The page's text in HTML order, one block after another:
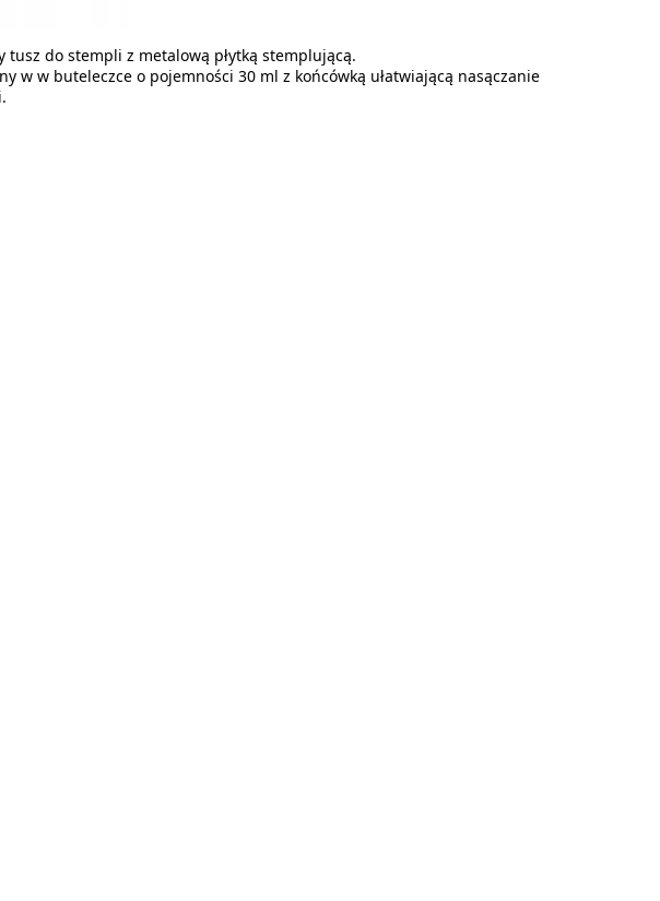
tusz do stempli z metalową płytką stemplującą.
w w buteleczce o pojemności 30 ml z końcówką ułatwiającą nasączanie